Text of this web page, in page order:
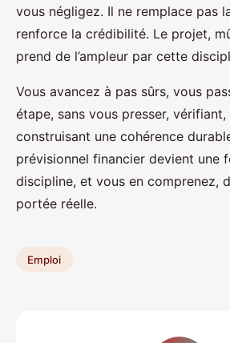
vous négligez. Il ne remplace pas
renforce la crédibilité. Le projet,
prend de l’ampleur par cette
Vous avancez à pas sûrs, vous
étape, sans vous presser, vérifiant,
construisant une cohérence
prévisionnel financier devient une
discipline, et vous en comprenez,
portée réelle.
Emploi